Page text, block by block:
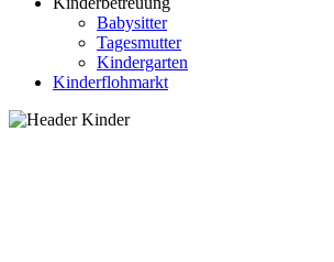
Babysitter
Tagesmutter
Kindergarten
Kinderflohmarkt